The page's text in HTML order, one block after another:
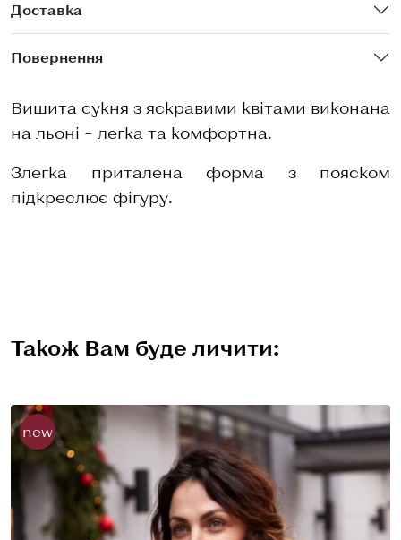
Доставка
Повернення
Вишита сукня з яскравими квітами виконана
на льоні – легка та комфортна.
Злегка приталена форма з пояском
підкреслює фігуру.
Також Вам буде личити:
new